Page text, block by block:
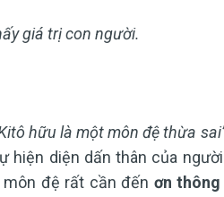
giá trị con người.
hữu là một môn đệ thừa
hiện diện dấn thân của
môn đệ rất cần đến ơn thông